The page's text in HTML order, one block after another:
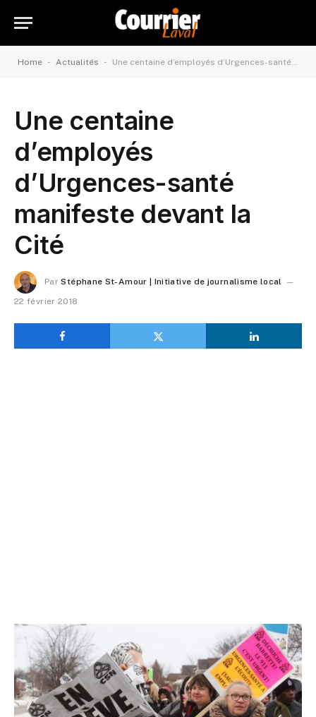
Home - Actualités - Une centaine d’employés d’Urgences-santé manifeste devant la Cité
Une centaine
d’employés
d’Urgences-santé
manifeste devant la
Cité
Par Stéphane St-Amour | Initiative de journalisme local
22 février 2018